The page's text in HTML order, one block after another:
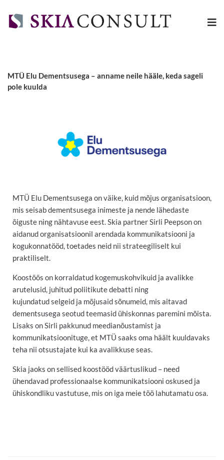
MTÜ Elu Dementsusega – anname neile hääle, keda sageli
pole kuulda
MTÜ Elu Dementsusega on väike, kuid mõjus organisatsioon,
mis seisab dementsusega inimeste ja nende lähedaste
õiguste ning nähtavuse eest. Skia partner Sirli Peepson on
aidanud organisatsioonil arendada kommunikatsiooni ja
kogukonnatööd, toetades neid nii strateegiliselt kui
praktiliselt.
Koostöös on korraldatud kogemuskohvikuid ja avalikke
arutelusid, juhitud poliitikute debatti ning
kujundatud selgeid ja mõjusaid sõnumeid, mis aitavad
dementsusega seotud teemasid ühiskonnas paremini mõista.
Lisaks on Sirli pakkunud meedianõustamist ja
kommunikatsioonituge, et MTÜ saaks oma häält kuuldavaks
teha nii otsustajate kui ka avalikkuse seas.
Skia jaoks on sellised koostööd väärtuslikud – need
ühendavad professionaalse kommunikatsiooni oskused ja
ühiskondliku vastutuse, mis on iga meie töö lahutamatu osa.